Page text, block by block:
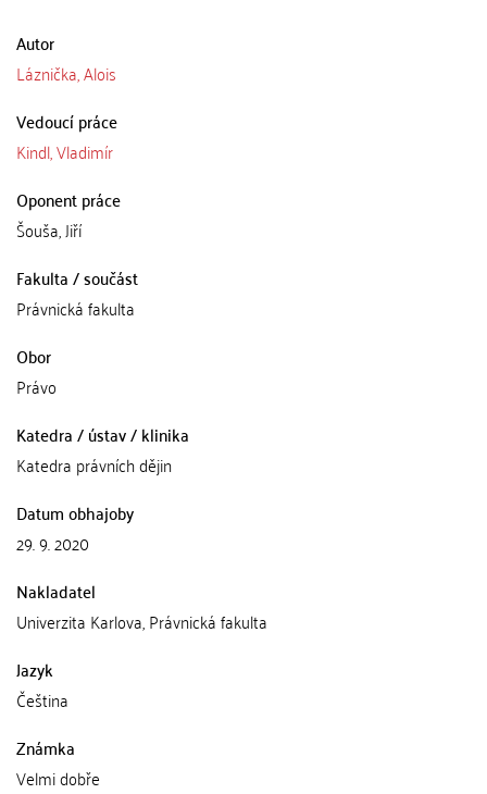
Autor
Láznička, Alois
Vedoucí práce
Kindl, Vladimír
Oponent práce
Šouša, Jiří
Fakulta / součást
Právnická fakulta
Obor
Právo
Katedra / ústav / klinika
Katedra právních dějin
Datum obhajoby
29. 9. 2020
Nakladatel
Univerzita Karlova, Právnická fakulta
Jazyk
Čeština
Známka
Velmi dobře